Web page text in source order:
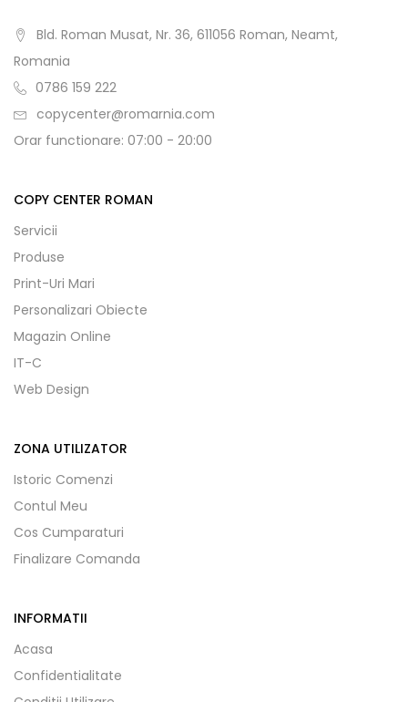
Bld. Roman Musat, Nr. 36, 611056 Roman, Neamt,
Romania
0786 159 222
copycenter@romarnia.com
Orar functionare: 07:00 - 20:00
COPY CENTER ROMAN
Servicii
Produse
Print-Uri Mari
Personalizari Obiecte
Magazin Online
IT-C
Web Design
ZONA UTILIZATOR
Istoric Comenzi
Contul Meu
Cos Cumparaturi
Finalizare Comanda
INFORMATII
Acasa
Confidentialitate